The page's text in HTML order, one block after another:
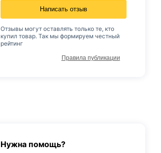
Написать отзыв
Отзывы могут оставлять только те, кто
купил товар. Так мы формируем честный
рейтинг
Правила публикации
Нужна помощь?